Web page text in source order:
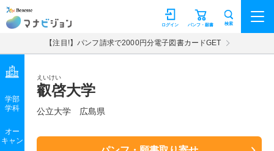
マナビジョン パンフ・願書
ログイン 検索
【注目!】パンフ請求で2000円分電子図書カードGET
えいけい
叡啓大学
公立大学 広島県
学部
学科
オー
キャン